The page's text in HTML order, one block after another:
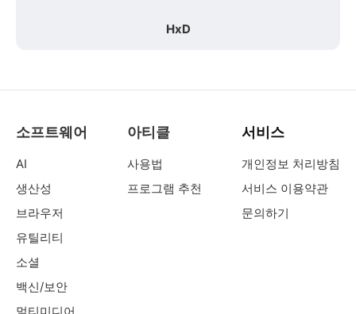
HxD
소프트웨어
AI
생산성
브라우저
유틸리티
소셜
백신/보안
아티클
사용법
프로그램 추천
서비스
개인정보 처리방침
서비스 이용약관
문의하기